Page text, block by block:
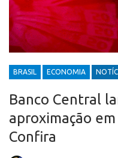
BRASIL ECONOMIA
Banco Central
aproximação
Confira